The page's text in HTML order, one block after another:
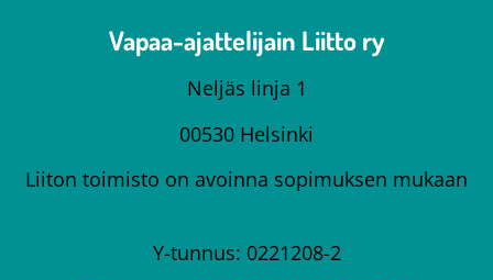
Vapaa-ajattelijain Liitto ry
Neljäs linja 1
00530 Helsinki
Liiton toimisto on avoinna sopimuksen mukaan
Y-tunnus: 0221208-2